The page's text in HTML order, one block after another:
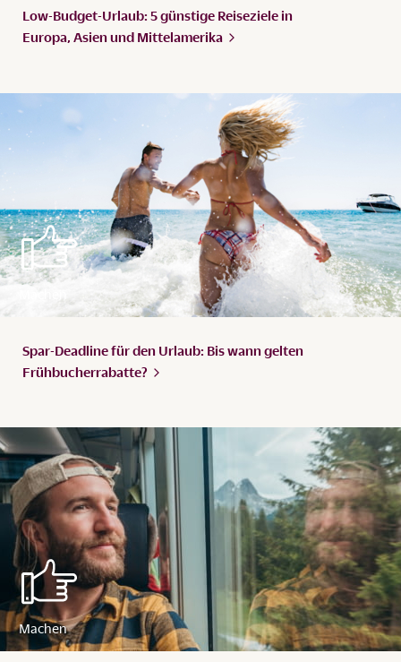
Low-Budget-Urlaub: 5 günstige Reiseziele in
Europa, Asien und Mittelamerika
Spar-Deadline für den Urlaub: Bis wann gelten
Frühbucherrabatte?